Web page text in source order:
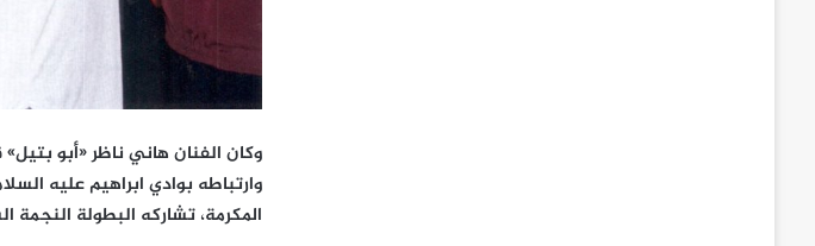
وارتباطه بوادي ابراهيم عليه
المكرمة، تشاركه البطولة